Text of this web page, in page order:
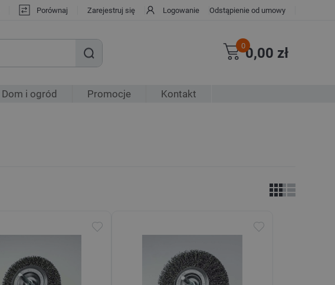
Porównaj Zarejestruj się Logowanie Odstąpienie od umowy
00,00 zł
Dom i ogród Promocje Kontakt